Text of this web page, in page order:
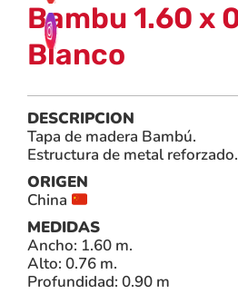
Bambu 1.60 x
Blanco
DESCRIPCION
Tapa de madera Bambú.
Estructura de metal reforzado.
ORIGEN
China
MEDIDAS
Ancho: 1.60 m.
Alto: 0.76 m.
Profundidad: 0.90 m